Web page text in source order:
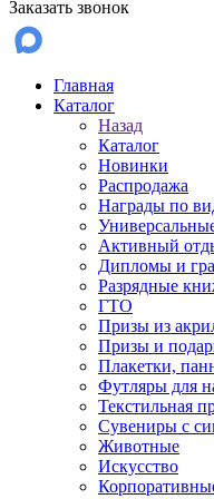
Заказать звонок
Главная
Каталог
Назад
Каталог
Новинки
Распродажа
Награды по
Активный
Дипломы и
Разрядные
ГТО
Призы из
Призы и
Плакетки,
Футляры для
Текстильная
Сувениры с
Животные
Искусство